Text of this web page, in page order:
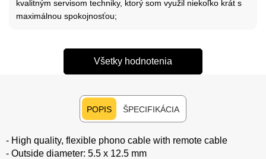
kvalitným servisom techniky, ktorý som využil niekoľko krát s
maximálnou spokojnosťou;
Všetky hodnotenia
POPIS ŠPECIFIKÁCIA
- High quality, flexible phono cable with remote cable
- Outside diameter: 5.5 x 12.5 mm